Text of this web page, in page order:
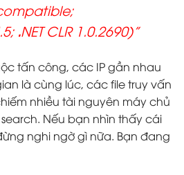
.NET CLR 1.0.2690)”
tấn công, các IP gần nhau
là cùng lúc, các file truy vấn
nhiều tài nguyên máy chủ
Nếu bạn nhìn thấy cái
nghi ngờ gì nữa. Bạn đang